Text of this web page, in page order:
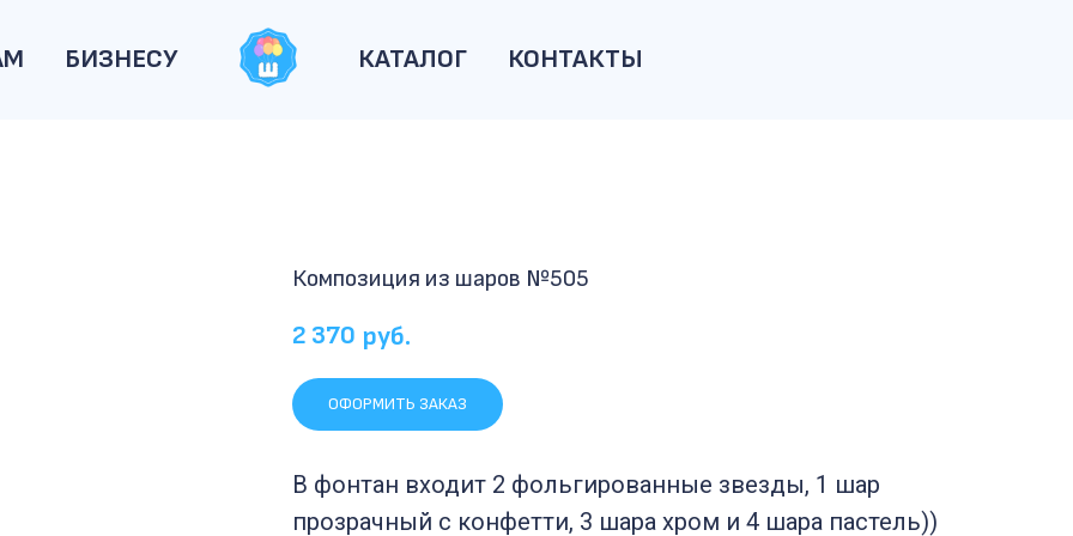
БИЗНЕСУ КАТАЛОГ КОНТАКТЫ
Композиция из шаров №505
2 370 руб.
ОФОРМИТЬ ЗАКАЗ
В фонтан входит 2 фольгированные звезды, 1 шар
прозрачный с конфетти, 3 шара хром и 4 шара пастель))